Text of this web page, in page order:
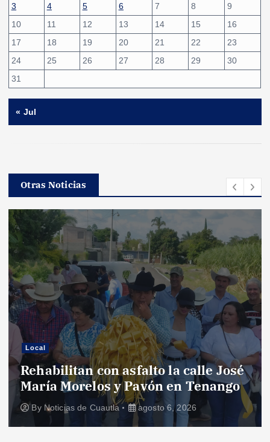
3
4 5 6 7 8
9
10
11 12 13 14 15
16
17
18 19 20 21 22
23
24
25 26 27 28 29
30
31
« Jul
Otras Noticias
Local
Rehabilitan con asfalto la calle José
María Morelos y Pavón en Tenango
By Noticias de Cuautla agosto 6, 2026